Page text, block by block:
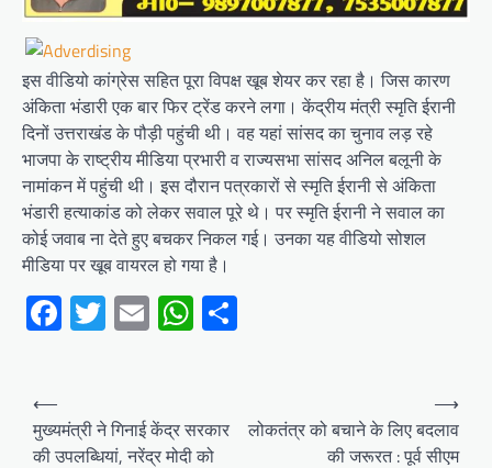
इस वीडियो कांग्रेस सहित पूरा विपक्ष खूब शेयर कर रहा है। जिस कारण
अंकिता भंडारी एक बार फिर ट्रेंड करने लगा। केंद्रीय मंत्री स्मृति ईरानी
दिनों उत्तराखंड के पौड़ी पहुंची थी। वह यहां सांसद का चुनाव लड़ रहे
भाजपा के राष्ट्रीय मीडिया प्रभारी व राज्यसभा सांसद अनिल बलूनी के
नामांकन में पहुंची थी। इस दौरान पत्रकारों से स्मृति ईरानी से अंकिता
भंडारी हत्याकांड को लेकर सवाल पूरे थे। पर स्मृति ईरानी ने सवाल का
कोई जवाब ना देते हुए बचकर निकल गई। उनका यह वीडियो सोशल
मीडिया पर खूब वायरल हो गया है।
Facebook
Twitter
EmailWhatsApp
Post
navigation
⟵
मुख्यमंत्री ने गिनाई केंद्र सरकार
की उपलब्धियां, नरेंद्र मोदी को
लोकतंत्र को बचाने के लिए बदलाव
की जरूरत : पूर्व सीएम
⟶